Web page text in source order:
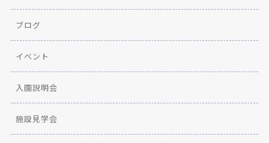
ブログ
イベント
入園説明会
施設見学会